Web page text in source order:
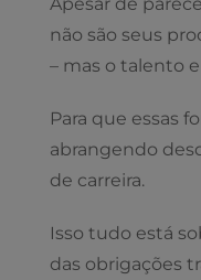
não são seus
– mas o talento
Para que essas
abrangendo
de carreira.
Isso tudo está
das obrigações